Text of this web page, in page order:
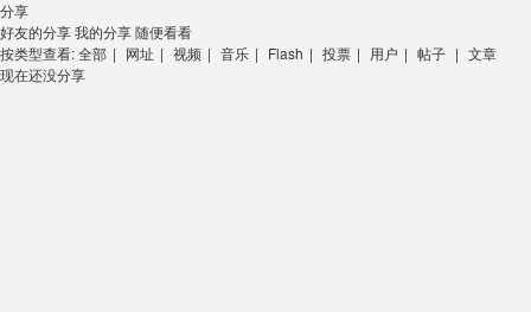
分享
好友的分享我的分享随便看看
按类型查看:全部 | 网址 | 视频 | 音乐 | Flash | 投票 | 用户 | 帖子 | 文章
现在还没分享